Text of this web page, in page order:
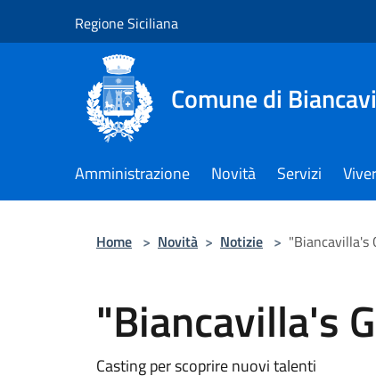
Regione Siciliana
Comune di
Amministrazione Novità Servizi
Home > Novità > Notizie > "Biancavilla's
"Biancavilla's
Casting per scoprire nuovi talenti